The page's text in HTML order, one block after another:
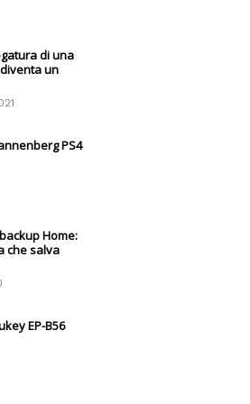
di una
un
PS4
Home:
che salva
EP-B56